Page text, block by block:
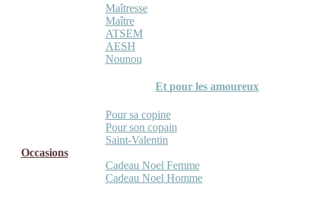
Maîtresse
Maître
ATSEM
AESH
Nounou
Et pour les amoureux
Pour sa copine
Pour son copain
Saint-Valentin
Occasions
Cadeau Noel Femme
Cadeau Noel Homme